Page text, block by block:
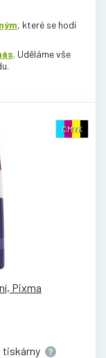
, které se hodí
. Uděláme vše
CMYK
Pixma
tiskárny